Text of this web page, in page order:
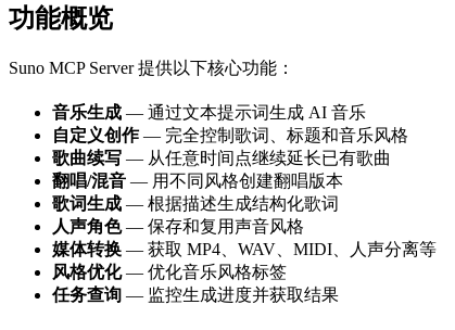
功能概览
Suno MCP Server 提供以下核心功能：
音乐生成 — 通过文本提示词生成 AI 音乐
自定义创作— 完全控制歌词、标题和音乐风格
歌曲续写 — 从任意时间点继续延长已有歌曲
翻唱/混音 — 用不同风格创建翻唱版本
歌词生成 — 根据描述生成结构化歌词
人声角色— 保存和复用声音风格
媒体转换 — 获取 MP4、WAV、MIDI、人声分离等
风格优化— 优化音乐风格标签
任务查询 — 监控生成进度并获取结果